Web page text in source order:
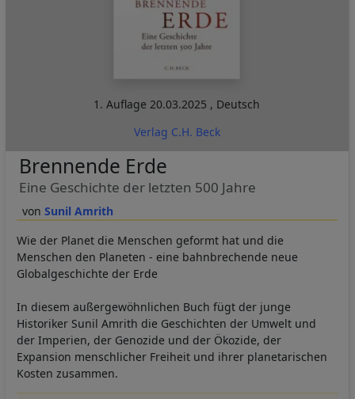
1. Auflage20.03.2025 , Deutsch
Verlag C.H. Beck
Sunil Amrith
Brennende Erde
Eine Geschichte der letzten 500 Jahre
Wie der Planet die Menschen geformt hat und die
Menschen den Planeten - eine bahnbrechende neue
Globalgeschichte der Erde
In diesem außergewöhnlichen Buch fügt der junge
Historiker Sunil Amrith die Geschichten der Umwelt und
der Imperien, der Genozide und der Ökozide, der
Expansion menschlicher Freiheit und ihrer planetarischen
Kosten zusammen.